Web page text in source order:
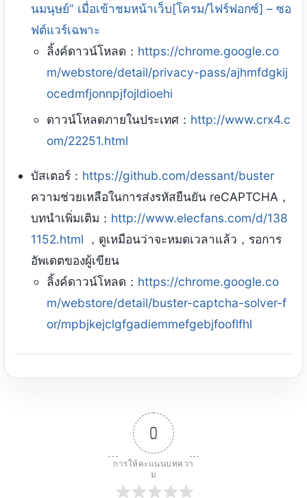
3.คลิกขวาที่รูปภาพรหัสยืนยัน
4.ปฏิบัติตามคำแนะนำและคลิกซ้ายที่ช่อง
ระบุและกรอกรหัสยืนยันหน้าเว็บโดย
อัตโนมัติ
สคริปต์ลิงจาระบี：
g/zh-CN/scripts/459260
GitHub：https://github.com/sw1128/
Web_Captcha
นมนุษย์” เมื่อเข้าชมหน้าเว็บ[โครม/ไฟร์ฟอกซ์] – ซอ
ฟต์แวร์เฉพาะ
ลิ้งค์ดาวน์โหลด： https://chrome.google.co
m/webstore/detail/privacy-pass/ajhmfdgkij
ocedmfjonnpjfojldioehi
ดาวน์โหลดภายในประเทศ： http://www.crx4.c
om/22251.html
บัสเตอร์： https://github.com/dessant/buster
ความช่วยเหลือในการส่งรหัสยืนยัน reCAPTCHA，
บทนำเพิ่มเติม： http://www.elecfans.com/d/138
1152.html ，ดูเหมือนว่าจะหมดเวลาแล้ว，รอการ
อัพเดตของผู้เขียน
ลิ้งค์ดาวน์โหลด： https://chrome.google.co
m/webstore/detail/buster-captcha-solver-f
or/mpbjkejclgfgadiemmefgebjfooflfhl
0
การให้คะแนนบทควา
ม